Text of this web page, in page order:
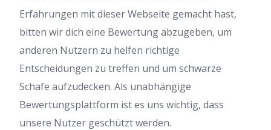
Erfahrungen mit dieser Webseite gemacht hast,
bitten wir dich eine Bewertung abzugeben, um
anderen Nutzern zu helfen richtige
Entscheidungen zu treffen und um schwarze
Schafe aufzudecken. Als unabhängige
Bewertungsplattform ist es uns wichtig, dass
unsere Nutzer geschützt werden.